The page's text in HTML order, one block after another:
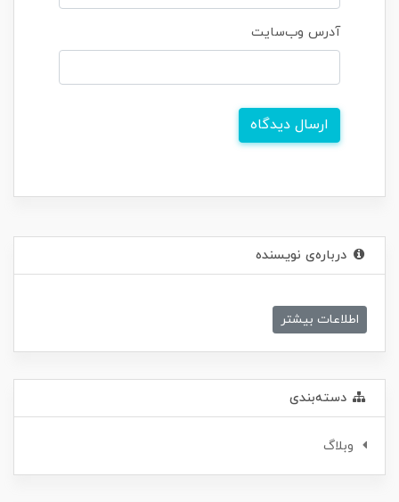
آدرس وب‌سایت
ارسال دیدگاه
درباره‌ی نویسنده
اطلاعات بیشتر
دسته‌بندی
وبلاگ